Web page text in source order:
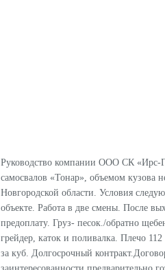
Руководство компании ООО СК «Ирс-
самосвалов «Тонар», объемом кузова
Новгородской области. Условия
объекте. Работа в две смены. После
предоплату. Груз- песок./обратно
грейдер, каток и поливалка. Плечо
за куб. Долгосрочный